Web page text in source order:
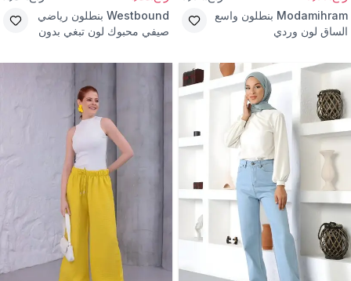
Modamihram بنطلون واسع
الساق لون وردي
Westbound بنطلون رياضي
صيفي محبوك لون تبغي بدون